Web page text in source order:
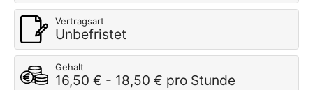
Vertragsart
Unbefristet
Gehalt
16,50 € - 18,50 € pro Stunde